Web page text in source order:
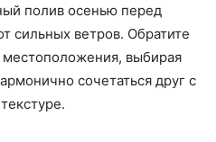
полив осенью перед
сильных ветров. Обратите
выбирая
сочетаться друг с